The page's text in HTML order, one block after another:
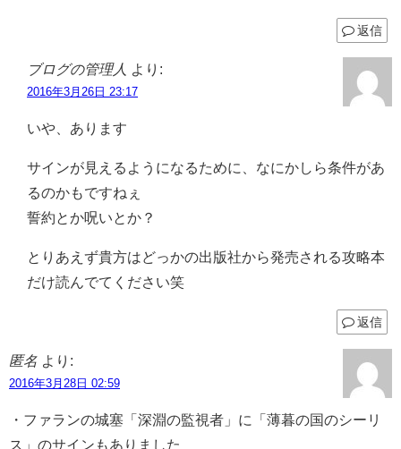
返信
ブログの管理人 より:
2016年3月26日 23:17
いや、あります
サインが見えるようになるために、なにかしら条件があ
るのかもですねぇ
誓約とか呪いとか？
とりあえず貴方はどっかの出版社から発売される攻略本
だけ読んでてください笑
返信
匿名 より:
2016年3月28日 02:59
・ファランの城塞「深淵の監視者」に「薄暮の国のシーリ
ス」のサインもありました